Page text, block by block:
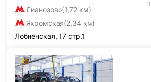
Лианозово(1,72 км)
Яхромская(2,34 км)
Лобненская, 17 стр.1